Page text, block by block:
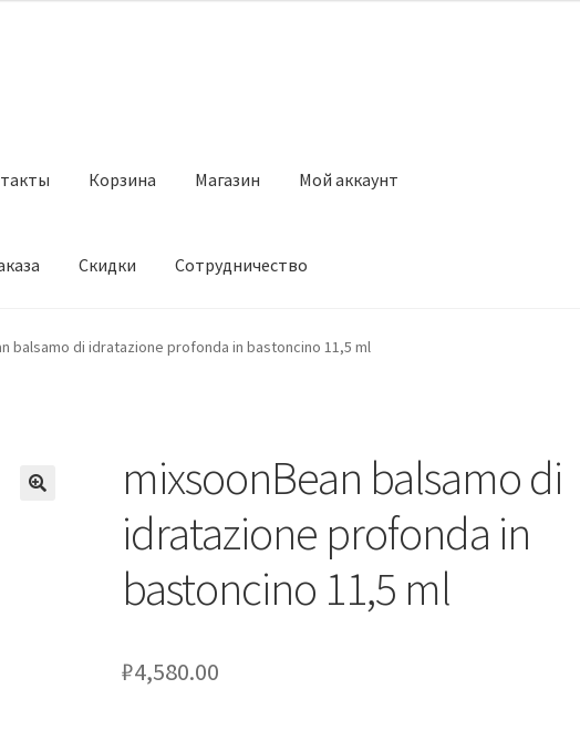
Корзина Магазин Мой аккаунт
Скидки Сотрудничество
Магазин Мой аккаунт Оставить отзыв Оформление заказа
balsamo di idratazione profonda in bastoncino 11,5 ml
mixsoonBean balsamo di
idratazione profonda in
bastoncino 11,5 ml
₽4,580.00